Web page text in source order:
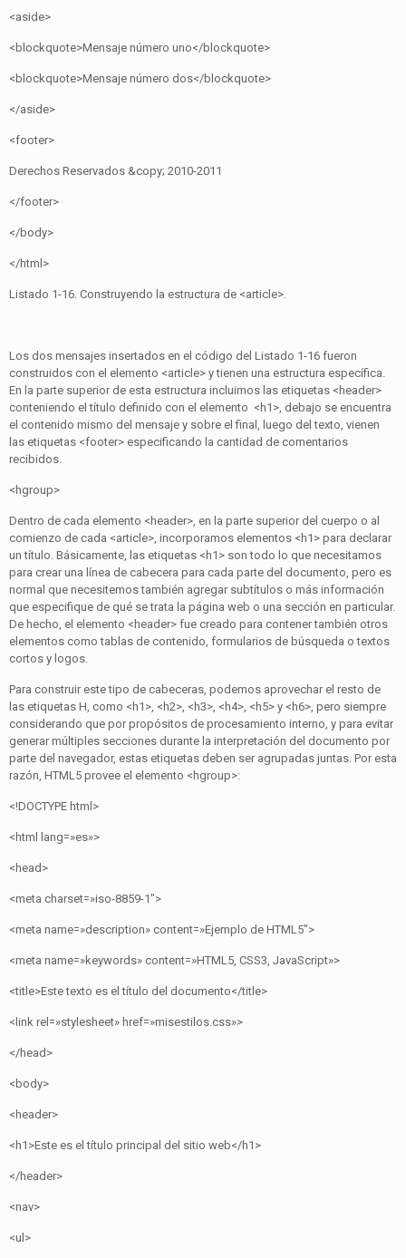
<aside>
<blockquote>Mensaje número uno</blockquote>
<blockquote>Mensaje número dos</blockquote>
</aside>
<footer>
Derechos Reservados &copy; 2010-2011
</footer>
</body>
</html>
Listado 1-16. Construyendo la estructura de <article>.
Los dos mensajes insertados en el código del Listado 1-16 fueron
construidos con el elemento <article> y tienen una estructura específica.
En la parte superior de esta estructura incluimos las etiquetas <header>
conteniendo el título definido con el elemento <h1>, debajo se encuentra
el contenido mismo del mensaje y sobre el final, luego del texto, vienen
las etiquetas <footer> especificando la cantidad de comentarios
recibidos.
<hgroup>
Dentro de cada elemento <header>, en la parte superior del cuerpo o al
comienzo de cada <article>, incorporamos elementos <h1> para declarar
un título. Básicamente, las etiquetas <h1> son todo lo que necesitamos
para crear una línea de cabecera para cada parte del documento, pero es
normal que necesitemos también agregar subtítulos o más información
que especifique de qué se trata la página web o una sección en particular.
De hecho, el elemento <header> fue creado para contener también otros
elementos como tablas de contenido, formularios de búsqueda o textos
cortos y logos.
Para construir este tipo de cabeceras, podemos aprovechar el resto de
las etiquetas H, como <h1>, <h2>, <h3>, <h4>, <h5> y <h6>, pero siempre
considerando que por propósitos de procesamiento interno, y para evitar
generar múltiples secciones durante la interpretación del documento por
parte del navegador, estas etiquetas deben ser agrupadas juntas. Por esta
razón, HTML5 provee el elemento <hgroup>:
<!DOCTYPE html>
<html lang=»es»>
<head>
<meta charset=»iso-8859-1″>
<meta name=»description» content=»Ejemplo de HTML5″>
<meta name=»keywords» content=»HTML5, CSS3, JavaScript»>
<title>Este texto es el título del documento</title>
<link rel=»stylesheet» href=»misestilos.css»>
</head>
<body>
<header>
<h1>Este es el título principal del sitio web</h1>
</header>
<nav>
<ul>